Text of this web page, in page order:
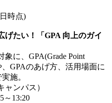
時点)
げたい！「GPA 向上のガイ
に、GPA(Grade Point
GPAのあげ方、活用場面に
施。
ンパス）
13:20